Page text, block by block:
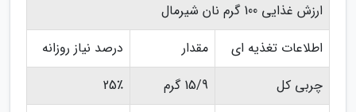
ارزش غذایی 100 گرم نان شیرمال
اطلاعات تغذیه ای
مقدار
درصد نیاز روزانه
چربی کل
15/9 گرم
25٪